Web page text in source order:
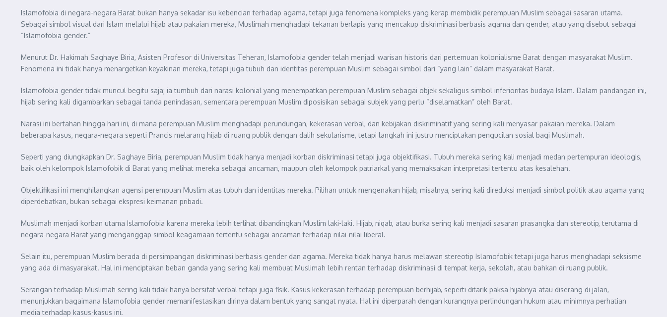
Islamofobia di negara-negara Barat bukan hanya sekadar isu kebencian terhadap agama, tetapi juga fenomena kompleks yang kerap membidik perempuan Muslim sebagai sasaran utama.
Sebagai simbol visual dari Islam melalui hijab atau pakaian mereka, Muslimah menghadapi tekanan berlapis yang mencakup diskriminasi berbasis agama dan gender, atau yang disebut sebagai
“Islamofobia gender.”
Menurut Dr. Hakimah Saghaye Biria, Asisten Profesor di Universitas Teheran, Islamofobia gender telah menjadi warisan historis dari pertemuan kolonialisme Barat dengan masyarakat Muslim.
Fenomena ini tidak hanya menargetkan keyakinan mereka, tetapi juga tubuh dan identitas perempuan Muslim sebagai simbol dari “yang lain” dalam masyarakat Barat.
Islamofobia gender tidak muncul begitu saja; ia tumbuh dari narasi kolonial yang menempatkan perempuan Muslim sebagai objek sekaligus simbol inferioritas budaya Islam. Dalam pandangan ini,
hijab sering kali digambarkan sebagai tanda penindasan, sementara perempuan Muslim diposisikan sebagai subjek yang perlu “diselamatkan” oleh Barat.
Narasi ini bertahan hingga hari ini, di mana perempuan Muslim menghadapi perundungan, kekerasan verbal, dan kebijakan diskriminatif yang sering kali menyasar pakaian mereka. Dalam
beberapa kasus, negara-negara seperti Prancis melarang hijab di ruang publik dengan dalih sekularisme, tetapi langkah ini justru menciptakan pengucilan sosial bagi Muslimah.
Seperti yang diungkapkan Dr. Saghaye Biria, perempuan Muslim tidak hanya menjadi korban diskriminasi tetapi juga objektifikasi. Tubuh mereka sering kali menjadi medan pertempuran ideologis,
baik oleh kelompok Islamofobik di Barat yang melihat mereka sebagai ancaman, maupun oleh kelompok patriarkal yang memaksakan interpretasi tertentu atas kesalehan.
Objektifikasi ini menghilangkan agensi perempuan Muslim atas tubuh dan identitas mereka. Pilihan untuk mengenakan hijab, misalnya, sering kali direduksi menjadi simbol politik atau agama yang
diperdebatkan, bukan sebagai ekspresi keimanan pribadi.
Muslimah menjadi korban utama Islamofobia karena mereka lebih terlihat dibandingkan Muslim laki-laki. Hijab, niqab, atau burka sering kali menjadi sasaran prasangka dan stereotip, terutama di
negara-negara Barat yang menganggap simbol keagamaan tertentu sebagai ancaman terhadap nilai-nilai liberal.
Selain itu, perempuan Muslim berada di persimpangan diskriminasi berbasis gender dan agama. Mereka tidak hanya harus melawan stereotip Islamofobik tetapi juga harus menghadapi seksisme
yang ada di masyarakat. Hal ini menciptakan beban ganda yang sering kali membuat Muslimah lebih rentan terhadap diskriminasi di tempat kerja, sekolah, atau bahkan di ruang publik.
Serangan terhadap Muslimah sering kali tidak hanya bersifat verbal tetapi juga fisik. Kasus kekerasan terhadap perempuan berhijab, seperti ditarik paksa hijabnya atau diserang di jalan,
menunjukkan bagaimana Islamofobia gender memanifestasikan dirinya dalam bentuk yang sangat nyata. Hal ini diperparah dengan kurangnya perlindungan hukum atau minimnya perhatian
media terhadap kasus-kasus ini.